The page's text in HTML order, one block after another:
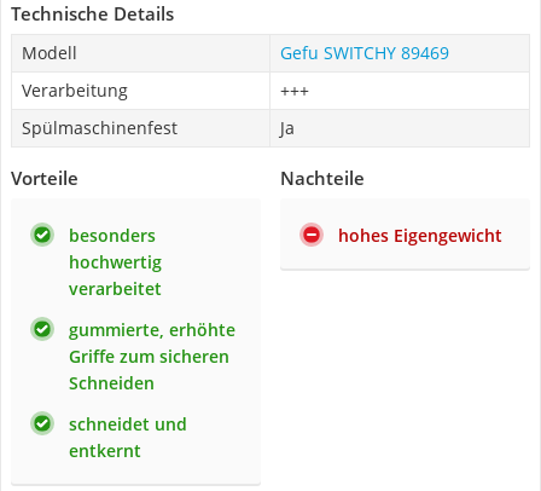
Technische Details
Modell
Gefu SWITCHY 89469
Verarbeitung
+++
Spülmaschinenfest
Ja
Vorteile
besonders
hochwertig
verarbeitet
gummierte, erhöhte
Griffe zum sicheren
Schneiden
schneidet und
entkernt
Nachteile
hohes Eigengewicht